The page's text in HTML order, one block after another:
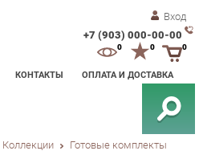
Вход
+7 (903) 000-00-00
КОНТАКТЫ ОПЛАТА И ДОСТАВКА
0 0
Коллекции Готовые комплекты